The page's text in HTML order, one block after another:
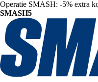
Operatie SMASH: -5% extra
SMASH5